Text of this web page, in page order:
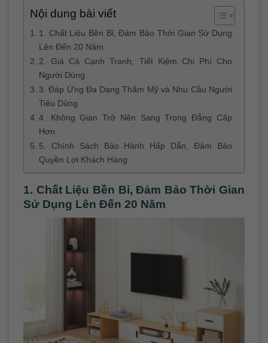
Nội dung bài viết
1. Chất Liệu Bền Bỉ, Đảm Bảo Thời Gian Sử Dụng
Lên Đến 20 Năm
2. Giá Cả Cạnh Tranh, Tiết Kiệm Chi Phí Cho
Người Dùng
3. Đáp Ứng Đa Dạng Thẩm Mỹ và Nhu Cầu Người
Tiêu Dùng
4. Không Gian Trở Nên Sang Trọng Đẳng Cấp
Hơn
5. Chính Sách Bảo Hành Hấp Dẫn, Đảm Bảo
Quyền Lợi Khách Hàng
1. Chất Liệu Bền Bỉ, Đảm Bảo Thời Gian
Sử Dụng Lên Đến 20 Năm